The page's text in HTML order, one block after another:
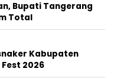
Bupati Tangerang
Total
Kabupaten
2026